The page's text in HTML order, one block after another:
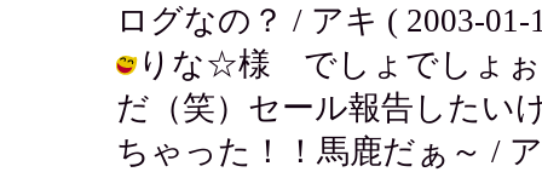
ログなの？ / アキ ( 2003-01-
りな☆様 でしょでしょぉ
だ（笑）セール報告したい
ちゃった！！馬鹿だぁ～ /